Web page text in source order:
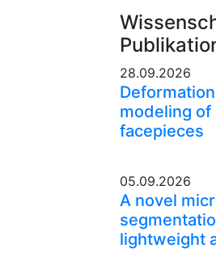
28.09.2026
modeling
facepieces
05.09.2026
A novel
lightweight